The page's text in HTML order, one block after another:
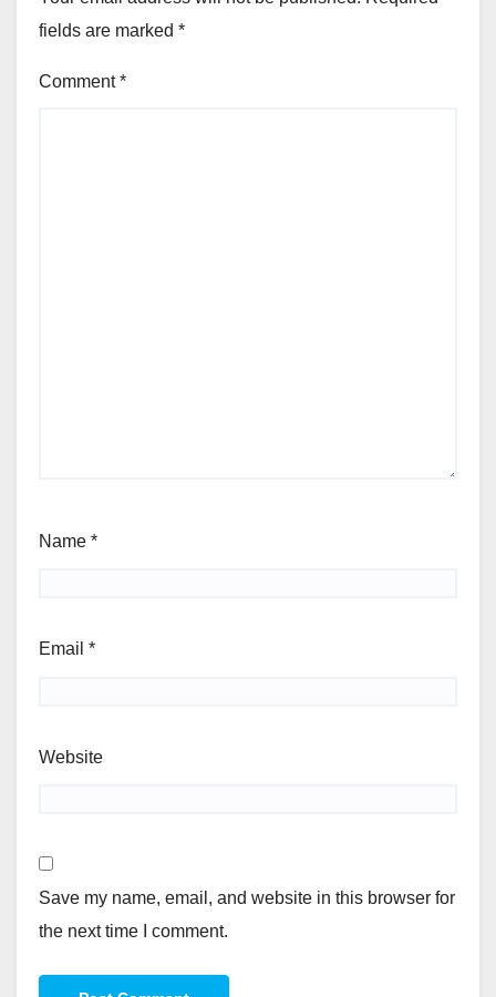
fields are marked *
Comment*
Name *
Email *
Website
Save my name, email, and website in this browser for
the next time I comment.